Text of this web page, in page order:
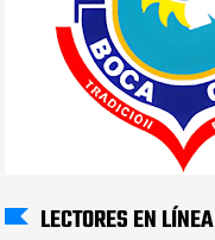
LECTORES EN LÍNEA